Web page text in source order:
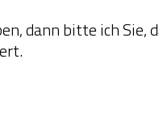
dann bitte ich